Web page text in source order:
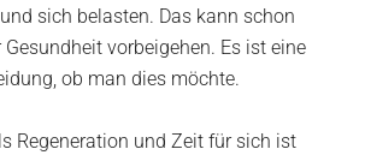
sich belasten. Das kann schon
vorbeigehen. Es ist eine
ob man dies möchte.
Regeneration und Zeit für sich ist